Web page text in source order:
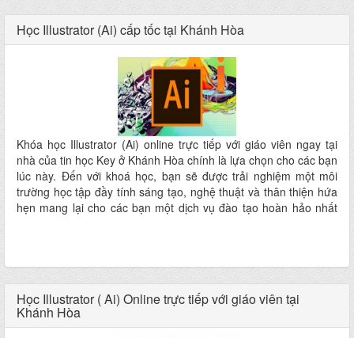
Học Illustrator (Ai) cấp tốc tại Khánh Hòa
Khóa học Illustrator (Ai) online trực tiếp với giáo viên ngay tại
nhà của tin học Key ở Khánh Hòa chính là lựa chọn cho các bạn
lúc này. Đến với khoá học, bạn sẽ được trải nghiệm một môi
trường học tập đầy tính sáng tạo, nghệ thuật và thân thiện hứa
hẹn mang lại cho các bạn một dịch vụ đào tạo hoàn hảo nhất
Học Illustrator ( Ai) Online trực tiếp với giáo viên tại
Khánh Hòa